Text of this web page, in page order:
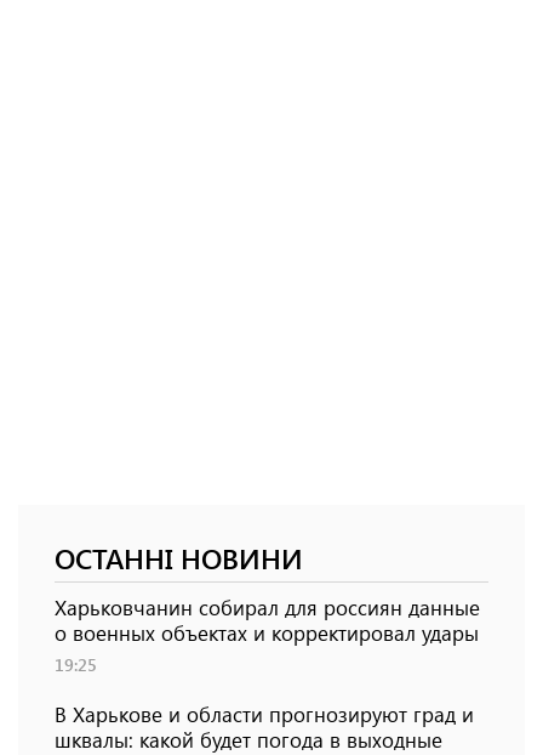
ОСТАННІ НОВИНИ
Харьковчанин собирал для россиян данные
о военных объектах и ​​корректировал удары
19:25
В Харькове и области прогнозируют град и
шквалы: какой будет погода в выходные